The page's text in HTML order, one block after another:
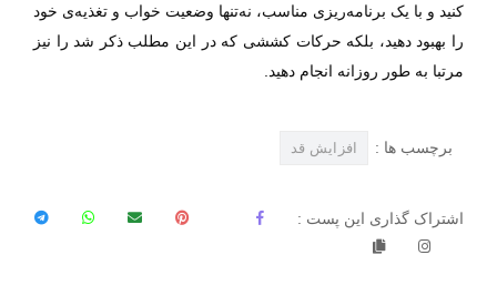
کنید و با یک برنامه‌ریزی مناسب، نه‌تنها وضعیت خواب و تغذیه‌ی خود
را بهبود دهید، بلکه حرکات کششی که در این مطلب ذکر شد را نیز
مرتبا به طور روزانه انجام دهید.
برچسب ها : افزايش قد
اشتراک گذاری این پست :